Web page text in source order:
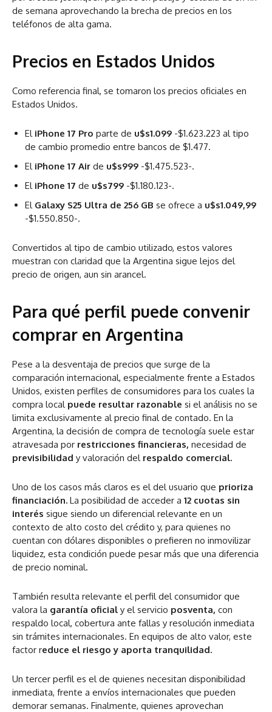
de semana aprovechando la brecha de precios en los
teléfonos de alta gama.
Precios en Estados Unidos
Como referencia final, se tomaron los precios oficiales en
Estados Unidos.
EliPhone 17 Pro parte de u$s1.099 -$1.623.223 al tipo
de cambio promedio entre bancos de $1.477.
El iPhone 17 Air de u$s999 -$1.475.523-.
EliPhone 17 de u$s799 -$1.180.123-.
El Galaxy S25 Ultra de 256 GB se ofrece a u$s1.049,99
-$1.550.850-.
Convertidos al tipo de cambio utilizado, estos valores
muestran con claridad que la Argentina sigue lejos del
precio de origen, aun sin arancel.
Para qué perfil puede convenir
comprar en Argentina
Pese a la desventaja de precios que surge de la
comparación internacional, especialmente frente a Estados
Unidos, existen perfiles de consumidores para los cuales la
compra localpuede resultar razonable si el análisis no se
limita exclusivamente al precio final de contado. En la
Argentina, la decisión de compra de tecnología suele estar
atravesada por restricciones financieras, necesidad de
previsibilidad y valoración del respaldo comercial.
Uno de los casos más claros es el del usuario que prioriza
financiación. La posibilidad de acceder a 12 cuotas sin
interés sigue siendo un diferencial relevante en un
contexto de alto costo del crédito y, para quienes no
cuentan con dólares disponibles o prefieren no inmovilizar
liquidez, esta condición puede pesar más que una diferencia
de precio nominal.
También resulta relevante el perfil del consumidor que
valora la garantía oficial y el servicio posventa, con
respaldo local, cobertura ante fallas y resolución inmediata
sin trámites internacionales. En equipos de alto valor, este
factor reduce el riesgo y aporta tranquilidad.
Un tercer perfil es el de quienes necesitan disponibilidad
inmediata, frente a envíos internacionales que pueden
demorar semanas. Finalmente, quienes aprovechan